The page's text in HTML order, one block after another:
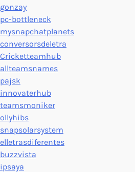
gonzay
pc-bottleneck
mysnapchatplanets
conversorsdeletra
Cricketteamhub
allteamsnames
pajsk
innovaterhub
teamsmoniker
ollyhibs
snapsolarsystem
elletrasdiferentes
buzzvista
ipsaya